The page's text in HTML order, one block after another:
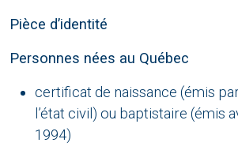
Pièce d’identité
Personnes nées au Québec
certificat de naissance (émis
l’état civil) ou baptistaire (émis
1994)